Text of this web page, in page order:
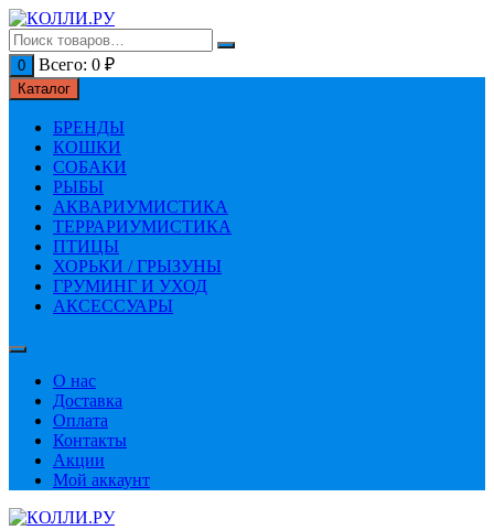
Перейти
к
содержимому
0 Всего: 0 ₽
Каталог
БРЕНДЫ
КОШКИ
СОБАКИ
РЫБЫ
АКВАРИУМИСТИКА
ТЕРРАРИУМИСТИКА
ПТИЦЫ
ХОРЬКИ / ГРЫЗУНЫ
ГРУМИНГ И УХОД
АКСЕССУАРЫ
О нас
Доставка
Оплата
Контакты
Акции
Мой аккаунт